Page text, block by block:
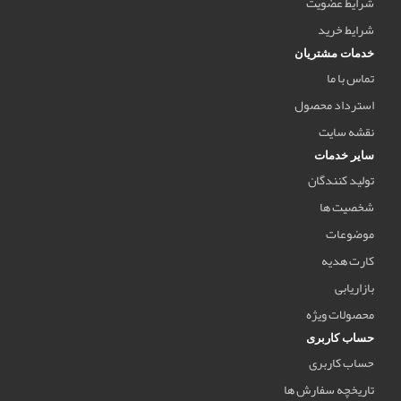
شرایط خرید
خدمات مشتریان
تماس با ما
استرداد محصول
نقشه سایت
سایر خدمات
تولید کنندگان
شخصیت ها
موضوعات
کارت هدیه
بازاریابی
محصولات ویژه
حساب کاربری
حساب کاربری
تاریخچه سفارش ها